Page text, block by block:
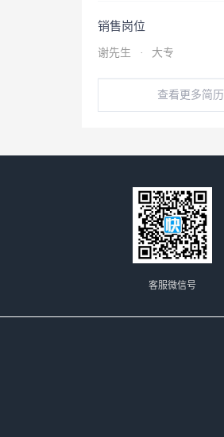
销售岗位
谢先生 · 大专
查看更多简历
客服微信号